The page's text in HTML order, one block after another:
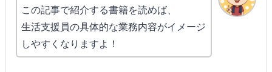
この記事で紹介する書籍を読めば、
生活支援員の具体的な業務内容がイメージ
しやすくなりますよ！